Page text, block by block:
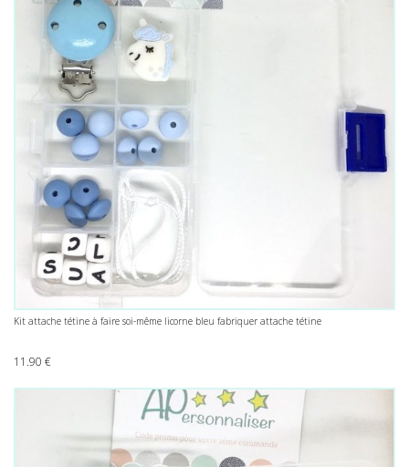
Kit attache tétine à faire soi-même licorne bleu fabriquer attache tétine
11.90 €